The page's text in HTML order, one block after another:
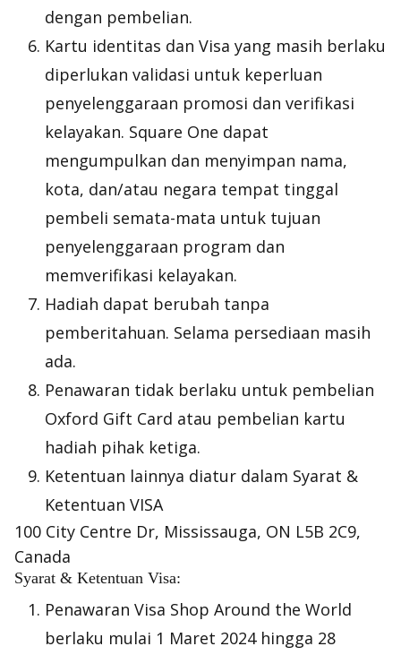
dengan pembelian.
Kartu identitas dan Visa yang masih berlaku
diperlukan validasi untuk keperluan
penyelenggaraan promosi dan verifikasi
kelayakan. Square One dapat
mengumpulkan dan menyimpan nama,
kota, dan/atau negara tempat tinggal
pembeli semata-mata untuk tujuan
penyelenggaraan program dan
memverifikasi kelayakan.
Hadiah dapat berubah tanpa
pemberitahuan. Selama persediaan masih
ada.
Penawaran tidak berlaku untuk pembelian
Oxford Gift Card atau pembelian kartu
hadiah pihak ketiga.
Ketentuan lainnya diatur dalam Syarat &
Ketentuan VISA
100 City Centre Dr, Mississauga, ON L5B 2C9,
Canada
Syarat & Ketentuan Visa:
Penawaran Visa Shop Around the World
berlaku mulai 1 Maret 2024 hingga 28